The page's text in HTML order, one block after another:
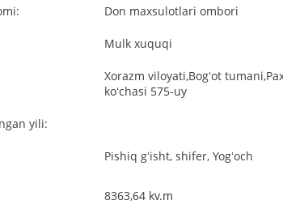
Don maxsulotlari ombori
Mulk xuquqi
Xorazm viloyati,Bogʻot
koʻchasi 575-uy
yili:
Pishiq gʻisht, shifer, Yogʻoch
8363,64 kv.m